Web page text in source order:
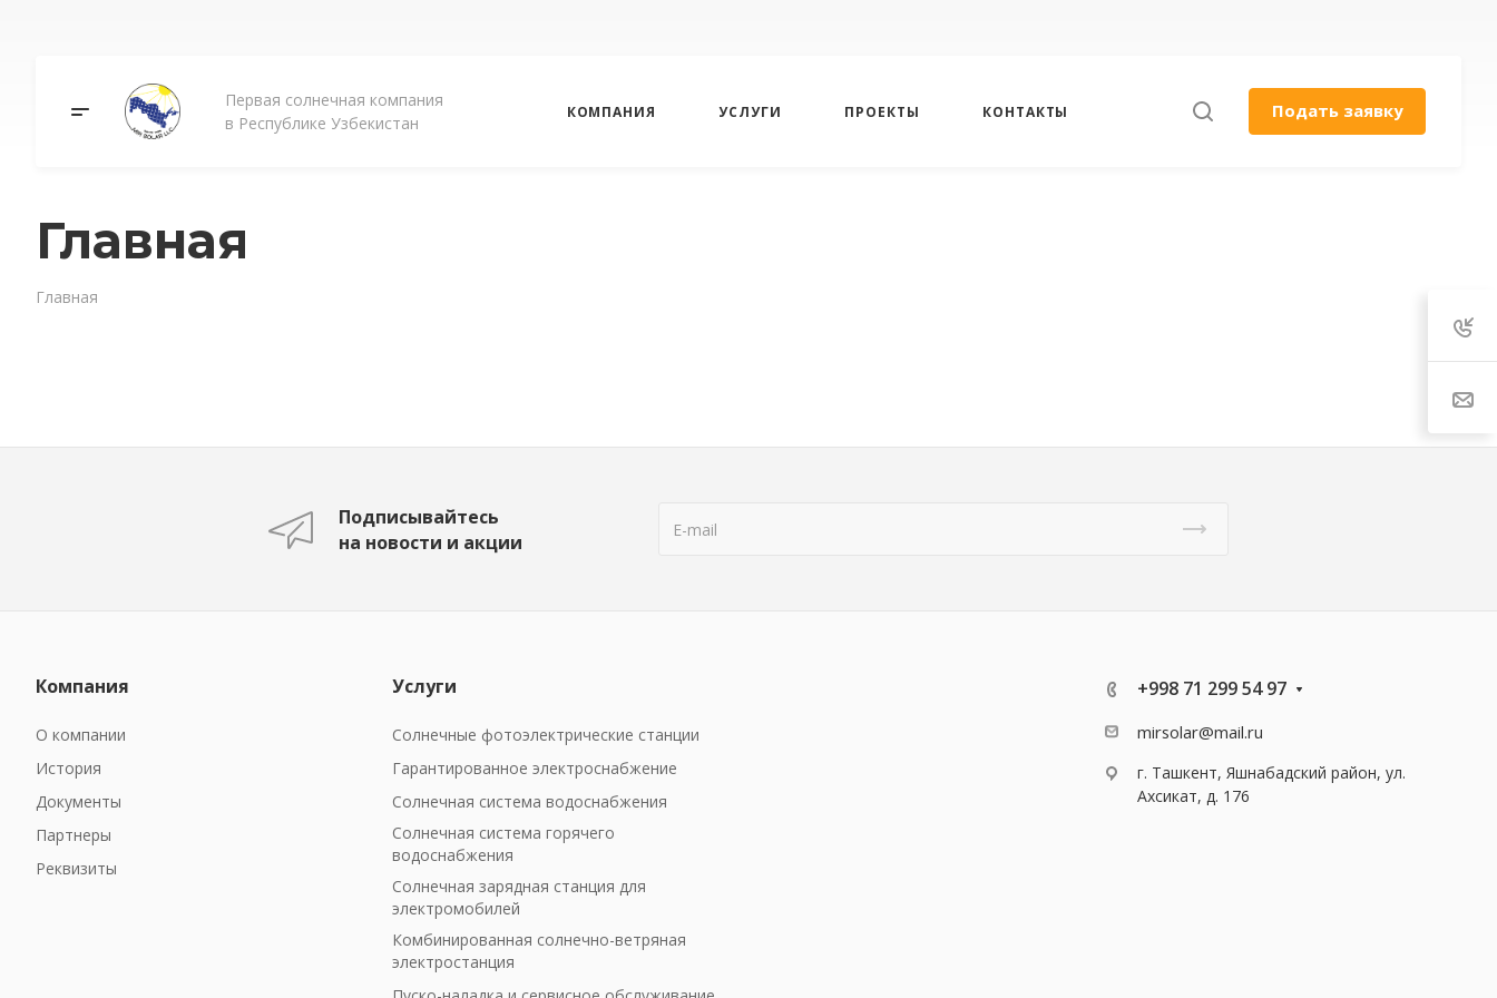
Первая солнечная компания
в Республике Узбекистан
КОМПАНИЯ УСЛУГИ ПРОЕКТЫ КОНТАКТЫ Подать заявку
Главная
Главная
Подписывайтесь
на новости и акции
Компания
О компании
История
Документы
Партнеры
Реквизиты
Услуги
Солнечные фотоэлектрические станции
Гарантированное электроснабжение
Солнечная система водоснабжения
Солнечная система горячего
водоснабжения
Солнечная зарядная станция для
электромобилей
Комбинированная солнечно-ветряная
электростанция
+998 71 299 54 97
mirsolar@mail.ru
г. Ташкент, Яшнабадский район, ул.
Ахсикат, д. 176